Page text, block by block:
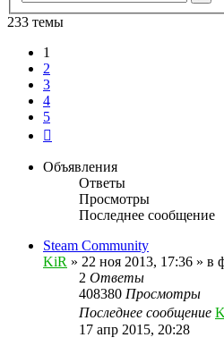
233 темы
1
2
3
4
5
Объявления
Ответы
Просмотры
Последнее сообщение
Steam Community
KiR » 22 ноя 2013, 17:36 » в
2 Ответы
408380 Просмотры
Последнее сообщение
17 апр 2015, 20:28